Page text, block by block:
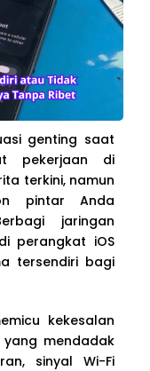
genting saat
pekerjaan di
terkini, namun
pintar Anda
jaringan
perangkat iOS
tersendiri bagi
kekesalan
mendadak
sinyal Wi-Fi